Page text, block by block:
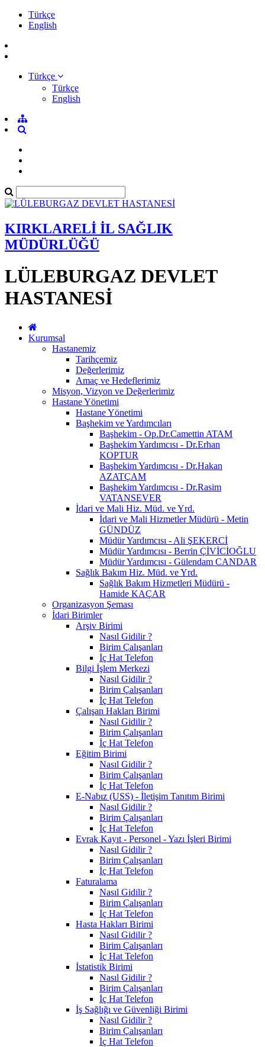
Türkçe
English
Türkçe
Türkçe
English
KIRKLARELİ İL SAĞLIK
MÜDÜRLÜĞÜ
LÜLEBURGAZ DEVLET
HASTANESİ
Kurumsal
Hastanemiz
Tarihçemiz
Değerlerimiz
Amaç ve Hedeflerimiz
Misyon, Vizyon ve Değerlerimiz
Hastane Yönetimi
Hastane Yönetimi
Başhekim ve Yardımcıları
Başhekim - Op.Dr.Camettin ATAM
Başhekim Yardımcısı - Dr.Erhan
KOPTUR
Başhekim Yardımcısı - Dr.Hakan
AZATÇAM
Başhekim Yardımcısı - Dr.Rasim
VATANSEVER
İdari ve Mali Hiz. Müd. ve Yrd.
İdari ve Mali Hizmetler Müdürü - Metin
GÜNDÜZ
Müdür Yardımcısı - Ali ŞEKERCİ
Müdür Yardımcısı - Berrin ÇİVİCİOĞLU
Müdür Yardımcısı - Gülendam CANDAR
Sağlık Bakım Hiz. Müd. ve Yrd.
Sağlık Bakım Hizmetleri Müdürü -
Hamide KAÇAR
Organizasyon Şeması
İdari Birimler
Arşiv Birimi
Nasıl Gidilir ?
Birim Çalışanları
İç Hat Telefon
Bilgi İşlem Merkezi
Nasıl Gidilir ?
Birim Çalışanları
İç Hat Telefon
Çalışan Hakları Birimi
Nasıl Gidilir ?
Birim Çalışanları
İç Hat Telefon
Eğitim Birimi
Nasıl Gidilir ?
Birim Çalışanları
İç Hat Telefon
E-Nabız (USS) - İletişim Tanıtım Birimi
Nasıl Gidilir ?
Birim Çalışanları
İç Hat Telefon
Evrak Kayıt - Personel - Yazı İşleri Birimi
Nasıl Gidilir ?
Birim Çalışanları
İç Hat Telefon
Faturalama
Nasıl Gidilir ?
Birim Çalışanları
İç Hat Telefon
Hasta Hakları Birimi
Nasıl Gidilir ?
Birim Çalışanları
İç Hat Telefon
İstatistik Birimi
Nasıl Gidilir ?
Birim Çalışanları
İç Hat Telefon
İş Sağlığı ve Güvenliği Birimi
Nasıl Gidilir ?
Birim Çalışanları
İç Hat Telefon